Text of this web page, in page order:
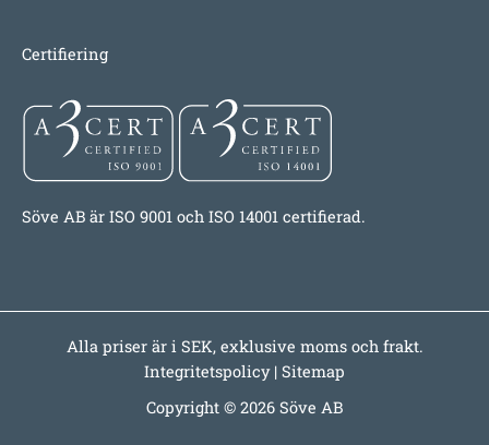
Certifiering
Söve AB är ISO 9001 och ISO 14001 certifierad.
Alla priser är i SEK, exklusive moms och frakt.
Integritetspolicy| Sitemap
Copyright © 2026 Söve AB